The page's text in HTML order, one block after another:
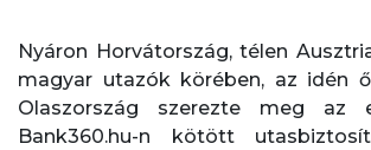
Nyáron Horvátország, télen
magyar utazók körében, az idén
Olaszország szerezte meg az
Bank360.hu-n kötött